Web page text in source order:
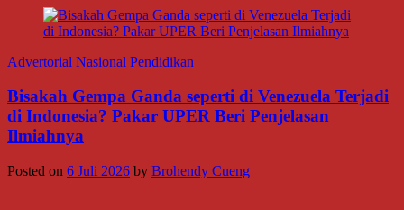
Advertorial Nasional Pendidikan
Bisakah Gempa Ganda seperti di Venezuela Terjadi
di Indonesia? Pakar UPER Beri Penjelasan
Ilmiahnya
Posted on 6 Juli 2026 by Brohendy Cueng